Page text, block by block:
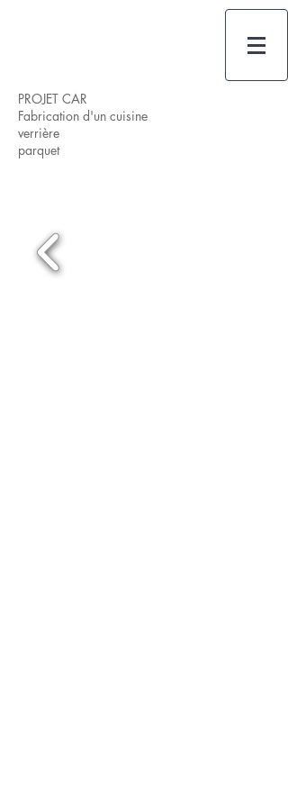
PROJET CAR
Fabrication d'un cuisine
verrière
parquet